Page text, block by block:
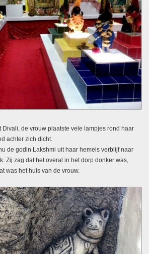
Divali, de vrouw plaatste vele lampjes rond haar
achter zich dicht.
de godin Lakshmi uit haar hemels verblijf naar
Zij zag dat het overal in het dorp donker was,
was het huis van de vrouw.